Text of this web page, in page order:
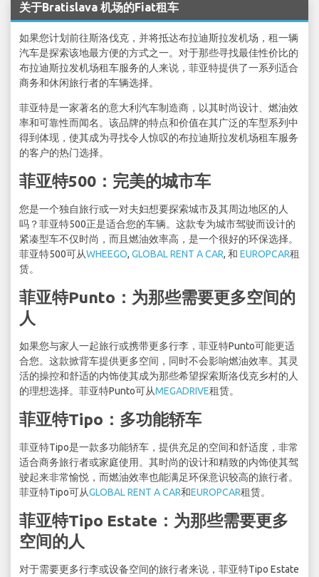
关于Bratislava 机场的Fiat租车
如果您计划前往斯洛伐克，并将抵达布拉迪斯拉发机场，租一辆
汽车是探索该地最方便的方式之一。对于那些寻找最佳性价比的
布拉迪斯拉发机场租车服务的人来说，菲亚特提供了一系列适合
商务和休闲旅行者的车辆选择。
菲亚特是一家著名的意大利汽车制造商，以其时尚设计、燃油效
率和可靠性而闻名。该品牌的特点和价值在其广泛的车型系列中
得到体现，使其成为寻找令人惊叹的布拉迪斯拉发机场租车服务
的客户的热门选择。
菲亚特500：完美的城市车
您是一个独自旅行或一对夫妇想要探索城市及其周边地区的人
吗？菲亚特500正是适合您的车辆。这款专为城市驾驶而设计的
紧凑型车不仅时尚，而且燃油效率高，是一个很好的环保选择。
菲亚特500可从WHEEGO, GLOBAL RENT A CAR, 和 EUROPCAR租
赁。
菲亚特Punto：为那些需要更多空间的
人
如果您与家人一起旅行或携带更多行李，菲亚特Punto可能更适
合您。这款掀背车提供更多空间，同时不会影响燃油效率。其灵
活的操控和舒适的内饰使其成为那些希望探索斯洛伐克乡村的人
的理想选择。菲亚特Punto可从MEGADRIVE租赁。
菲亚特Tipo：多功能轿车
菲亚特Tipo是一款多功能轿车，提供充足的空间和舒适度，非常
适合商务旅行者或家庭使用。其时尚的设计和精致的内饰使其驾
驶起来非常愉悦，而燃油效率也能满足环保意识较高的旅行者。
菲亚特Tipo可从GLOBAL RENT A CAR和EUROPCAR租赁。
菲亚特Tipo Estate：为那些需要更多
空间的人
对于需要更多行李或设备空间的旅行者来说，菲亚特Tipo Estate